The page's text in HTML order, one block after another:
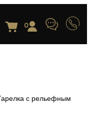
0
с рельефным